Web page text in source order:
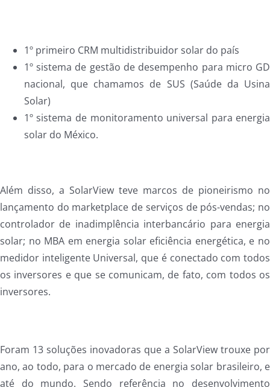
1º primeiro CRM multidistribuidor solar do país
1º sistema de gestão de desempenho para micro GD
nacional, que chamamos de SUS (Saúde da Usina
Solar)
1º sistema de monitoramento universal para energia
solar do México.
Além disso, a SolarView teve marcos de pioneirismo no
lançamento do marketplace de serviços de pós-vendas; no
controlador de inadimplência interbancário para energia
solar; no MBA em energia solar eficiência energética, e no
medidor inteligente Universal, que é conectado com todos
os inversores e que se comunicam, de fato, com todos os
inversores.
Foram 13 soluções inovadoras que a SolarView trouxe por
ano, ao todo, para o mercado de energia solar brasileiro, e
até do mundo. Sendo referência no desenvolvimento